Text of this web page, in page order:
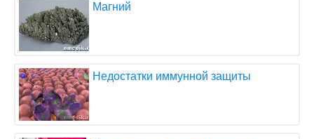
Магний
Недостатки иммунной защиты